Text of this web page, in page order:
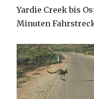
Yardie Creek bis
Minuten